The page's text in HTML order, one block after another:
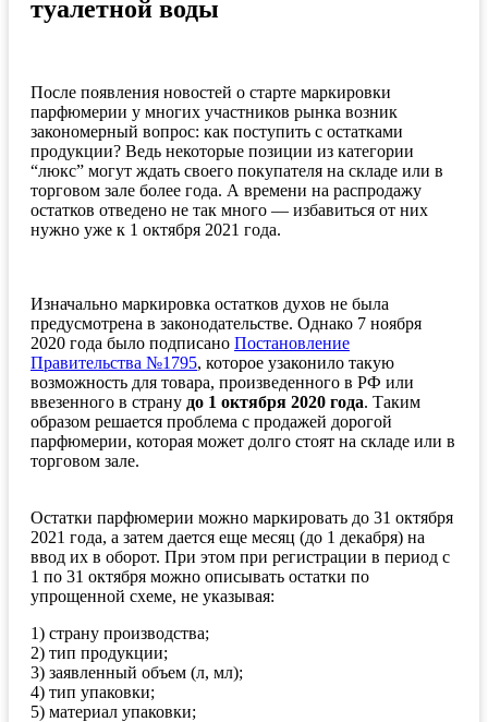
туалетной воды
После появления новостей о старте маркировки
парфюмерии у многих участников рынка возник
закономерный вопрос: как поступить с остатками
продукции? Ведь некоторые позиции из категории
“люкс” могут ждать своего покупателя на складе или в
торговом зале более года. А времени на распродажу
остатков отведено не так много — избавиться от них
нужно уже к 1 октября 2021 года.
Изначально маркировка остатков духов не была
предусмотрена в законодательстве. Однако 7 ноября
2020 года было подписано Постановление
Правительства №1795, которое узаконило такую
возможность для товара, произведенного в РФ или
ввезенного в страну до 1 октября 2020 года. Таким
образом решается проблема с продажей дорогой
парфюмерии, которая может долго стоят на складе или в
торговом зале.
Остатки парфюмерии можно маркировать до 31 октября
2021 года, а затем дается еще месяц (до 1 декабря) на
ввод их в оборот. При этом при регистрации в период с
1 по 31 октября можно описывать остатки по
упрощенной схеме, не указывая:
1) страну производства;
2) тип продукции;
3) заявленный объем (л, мл);
4) тип упаковки;
5) материал упаковки;